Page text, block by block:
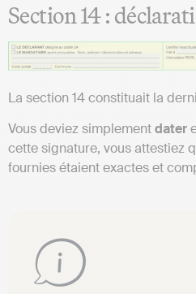
Section 14 :
La section 14 constituait la
Vous deviez simplementdater
cette signature, vous attestiez
fournies étaient exactes et